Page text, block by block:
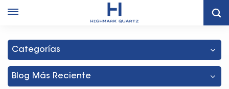
Gabinete De Cocina Blanco
Categorías
Blog Más Reciente